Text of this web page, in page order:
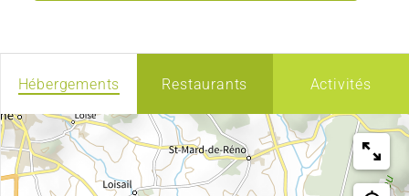
Hébergements Restaurants Activités